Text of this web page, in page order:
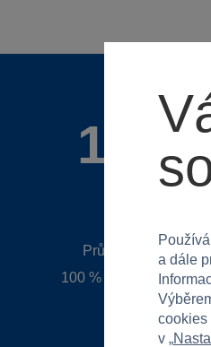
100
Průměr z 1
100 % zákazníků
a dále
cookies
v „